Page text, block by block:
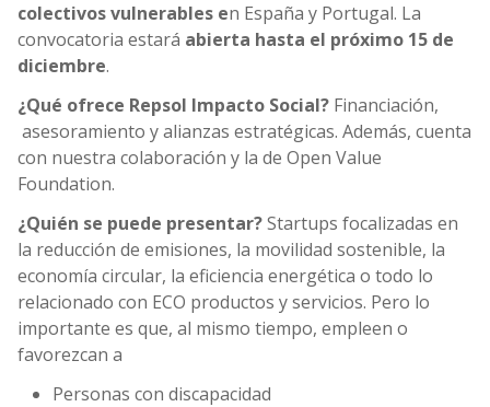
colectivos vulnerables en España y Portugal. La
convocatoria estará abierta hasta el próximo 15 de
diciembre.
¿Qué ofrece Repsol Impacto Social? Financiación,
asesoramiento y alianzas estratégicas. Además, cuenta
con nuestra colaboración y la de Open Value
Foundation.
¿Quién se puede presentar?Startups focalizadas en
la reducción de emisiones, la movilidad sostenible, la
economía circular, la eficiencia energética o todo lo
relacionado con ECO productos y servicios. Pero lo
importante es que, al mismo tiempo, empleen o
favorezcan a
Personas con discapacidad